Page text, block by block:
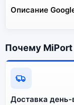
Описание
Почему MiPort
Доставка